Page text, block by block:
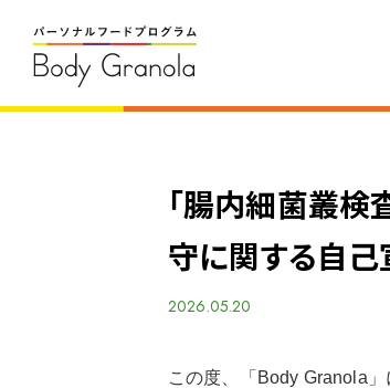
「腸内細菌叢検
守に関する自
2026.05.20
この度、「Body Granola